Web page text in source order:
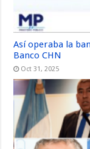
Así operaba la
Banco CHN
Oct 31, 2025